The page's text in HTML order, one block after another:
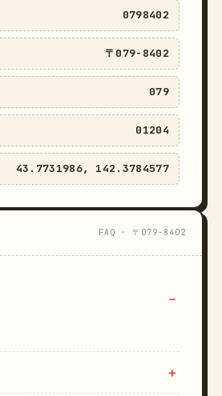
0798402
〒079-8402
079
01204
43.7731986, 142.3784577
FAQ · 〒079-8402